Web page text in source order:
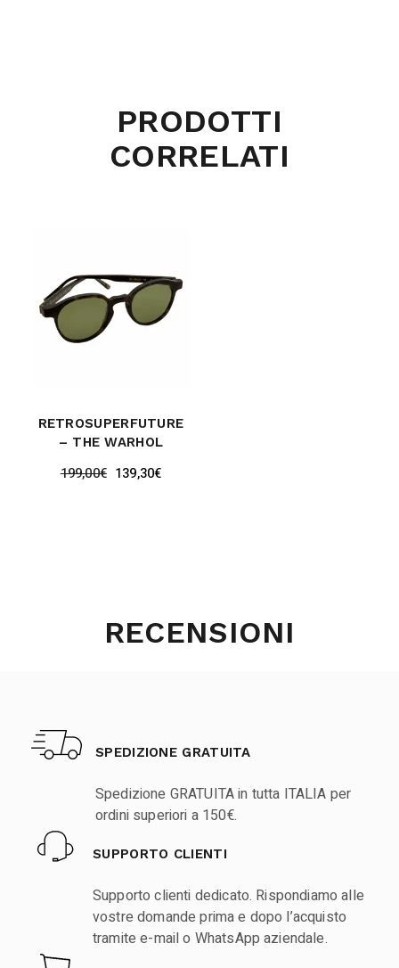
PRODOTTI
CORRELATI
RETROSUPERFUTURE
– THE WARHOL
199,00€ 139,30€
RECENSIONI
SPEDIZIONE GRATUITA
Spedizione GRATUITA in tutta ITALIA per
ordini superiori a 150€.
SUPPORTO CLIENTI
Supporto clienti dedicato. Rispondiamo alle
vostre domande prima e dopo l’acquisto
tramite e-mail o WhatsApp aziendale.